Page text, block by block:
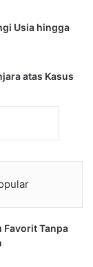
Usia hingga
atas Kasus
Favorit Tanpa